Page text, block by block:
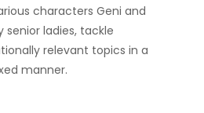
characters Geni and
senior ladies, tackle
relevant topics in a
manner.